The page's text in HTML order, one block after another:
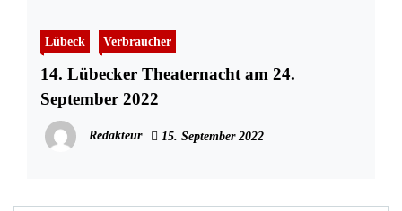
Lübeck Verbraucher
14. Lübecker Theaternacht am 24.
September 2022
Redakteur 15. September 2022